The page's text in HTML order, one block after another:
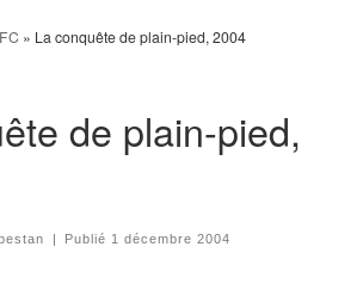
» La conquête de plain-pied, 2004
de plain-pied,
Publié 1 décembre 2004